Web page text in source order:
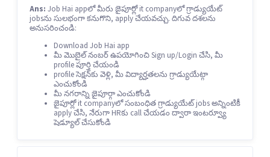
Ans: Job Hai appలో మీరు జైపూర్లో it companyలో గ్రాడ్యుయేట్
jobsను సులభంగా కనుగొని, apply చేయవచ్చు. దిగువ దశలను
అనుసరించండి:
Download Job Hai app
మీ మొబైల్ నంబర్ ఉపయోగించి Sign up/Login చేసి, మీ
profile పూర్తి చేయండి
profile సెక్షన్‌కు వెళ్లి, మీ విద్యార్హతలను గ్రాడ్యుయేట్గా
ఎంచుకోండి
మీ నగరాన్ని జైపూర్గా ఎంచుకోండి
జైపూర్లో it companyలో సంబంధిత గ్రాడ్యుయేట్ jobs అన్నింటికీ
apply చేసి, నేరుగా HRకు call చేయడం ద్వారా ఇంటర్వ్యూ
షెడ్యూల్ చేసుకోండి